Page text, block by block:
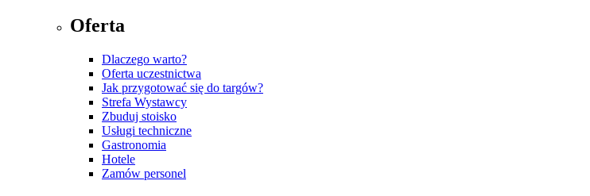
Oferta
Dlaczego warto?
Oferta uczestnictwa
Jak przygotować się do targów?
Strefa Wystawcy
Zbuduj stoisko
Usługi techniczne
Gastronomia
Hotele
Zamów personel